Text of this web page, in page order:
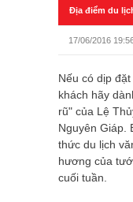
Địa điểm du
17/06/2016
Nếu có dịp
khách hãy
rũ" của Lệ
Nguyên Giáp.
thức du lịch
hương của
cuối tuần.